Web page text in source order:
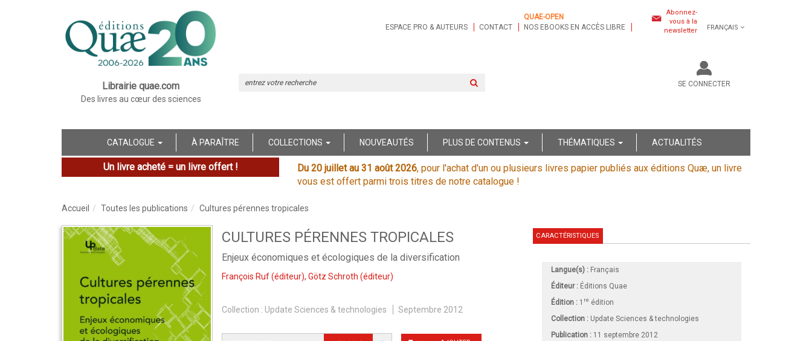
Librairie quae.com
Des livres au cœur des sciences
ESPACE PRO & AUTEURS CONTACT
QUAE-OPEN
NOS EBOOKS EN ACCÈS LIBRE
Abonnez-
vous à la
newsletter
FRANÇAIS
SE CONNECTER
CATALOGUE À PARAÎTRE COLLECTIONS NOUVEAUTÉS PLUS DE CONTENUS THÉMATIQUES ACTUALITÉS
Un livre acheté = un livre offert ! Du 20 juillet au 31 août 2026, pour l'achat d'un ou plusieurs livres papier publiés aux éditions Quæ, un livre
vous est offert parmi trois titres de notre catalogue !
Accueil Toutes les publications Cultures pérennes tropicales
CULTURES PÉRENNES TROPICALES
Enjeux économiques et écologiques de la diversification
François Ruf(éditeur), Götz Schroth (éditeur)
Collection : Update Sciences & technologies Septembre 2012
CARACTÉRISTIQUES
Langue(s) : Français
Éditeur : Éditions Quae
Édition : 1 re édition
Collection : Update Sciences & technologies
Publication : 11 septembre 2012